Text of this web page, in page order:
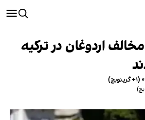
اردوغان در ترکیه